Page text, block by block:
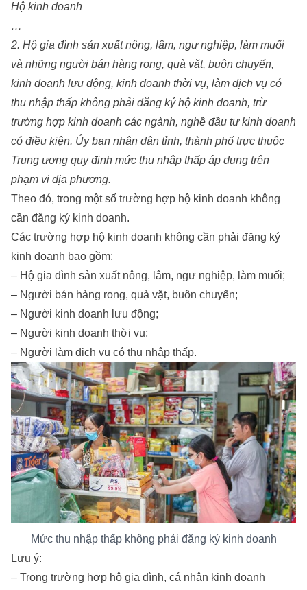
Hộ kinh doanh
…
2. Hộ gia đình sản xuất nông, lâm, ngư nghiệp, làm muối
và những người bán hàng rong, quà vặt, buôn chuyến,
kinh doanh lưu động, kinh doanh thời vụ, làm dịch vụ có
thu nhập thấp không phải đăng ký hộ kinh doanh, trừ
trường hợp kinh doanh các ngành, nghề đầu tư kinh doanh
có điều kiện. Ủy ban nhân dân tỉnh, thành phố trực thuộc
Trung ương quy định mức thu nhập thấp áp dụng trên
phạm vi địa phương.
Theo đó, trong một số trường hợp hộ kinh doanh không
cần đăng ký kinh doanh.
Các trường hợp hộ kinh doanh không cần phải đăng ký
kinh doanh bao gồm:
– Hộ gia đình sản xuất nông, lâm, ngư nghiệp, làm muối;
– Người bán hàng rong, quà vặt, buôn chuyến;
– Người kinh doanh lưu động;
– Người kinh doanh thời vụ;
– Người làm dịch vụ có thu nhập thấp.
Mức thu nhập thấp không phải đăng ký kinh doanh
Lưu ý:
– Trong trường hợp hộ gia đình, cá nhân kinh doanh